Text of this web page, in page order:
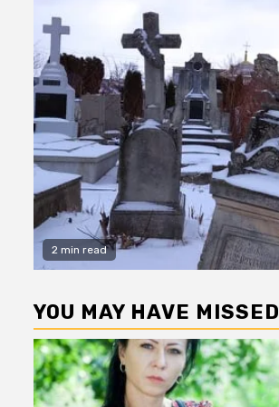
2 min read
YOU MAY HAVE MISSED